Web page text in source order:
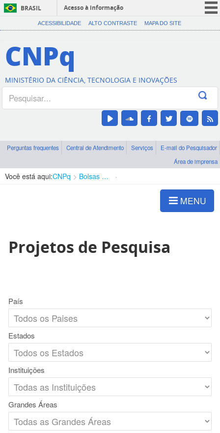
BRASIL
Acesso à informação
CORONAVÍRUS (COVID-19)
Canais
ACESSIBILIDADE ALTO CONTRASTE MAPA DO SITE
CNPq
MINISTÉRIO DA CIÊNCIA, TECNOLOGIA E INOVAÇÕES
Perguntas frequentes Central de Atendimento Serviços
E-mail do Pesquisador
Área de imprensa
Você está aqui:CNPq Bolsas e Auxílios Vigentes
MENU
Projetos de Pesquisa
País
Estados
Instituições
Grandes Áreas